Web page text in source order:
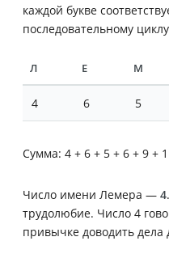
каждой букве
последовательному
Л Е М
4 6 5
Сумма: 4 + 6 + 5 + 6 + 9 +
Число имени Лемера — 4
трудолюбие. Число 4
привычке доводить дела